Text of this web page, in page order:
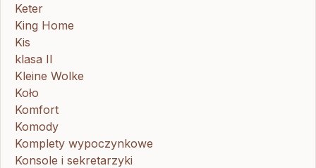
Keter
King Home
Kis
klasa II
Kleine Wolke
Koło
Komfort
Komody
Komplety wypoczynkowe
Konsole i sekretarzyki